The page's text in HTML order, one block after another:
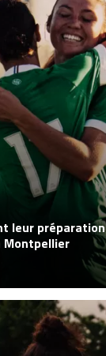
leur préparation
Montpellier